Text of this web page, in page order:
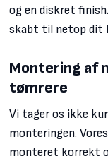
og en diskret
skabt til netop dit
Montering af
tømrere
Vi tager os ikke
monteringen. Vores
monteret korrekt